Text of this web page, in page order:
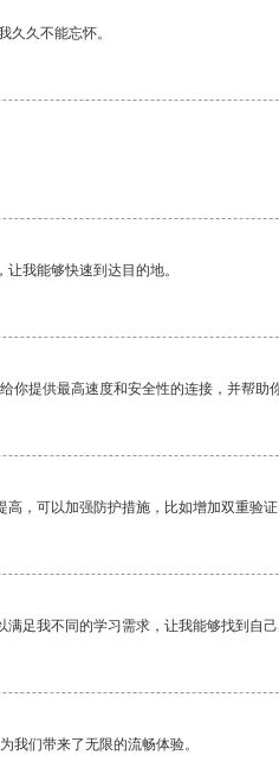
久久不能忘怀。
我能够快速到达目的地。
你提供最高速度和安全性的连接，并帮助
高，可以加强防护措施，比如增加双重验
满足我不同的学习需求，让我能够找到自
我们带来了无限的流畅体验。